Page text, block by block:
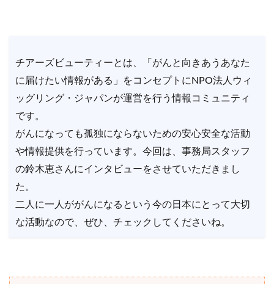
チアーズビューティーとは、「がんと向きあうあなた
に届けたい情報がある」をコンセプトにNPO法人ウィ
ッグリング・ジャパンが運営を行う情報コミュニティ
です。
がんになっても孤独にならないための安心安全な活動
や情報提供を行っています。今回は、事務局スタッフ
の鈴木恵さんにインタビューをさせていただきまし
た。
二人に一人ががんになるという今の日本にとって大切
な活動なので、ぜひ、チェックしてくださいね。